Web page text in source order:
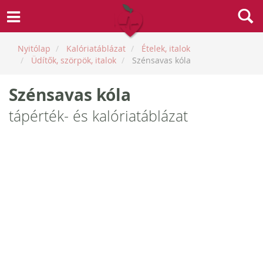
Nyitólap Kalóriatáblázat
Ételek, italok
Üdítők, szörpök, italok
Szénsavas kóla
Szénsavas kóla
tápérték- és kalóriatáblázat